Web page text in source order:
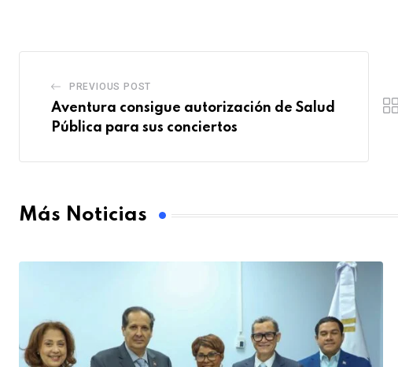
PREVIOUS POST
Aventura consigue autorización de Salud
Pública para sus conciertos
Más Noticias